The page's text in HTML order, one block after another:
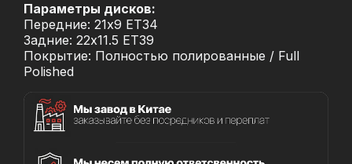
Параметры дисков:
Передние: 21x9 ET34
Задние: 22x11.5 ET39
Покрытие: Полностью полированные / Full
Polished